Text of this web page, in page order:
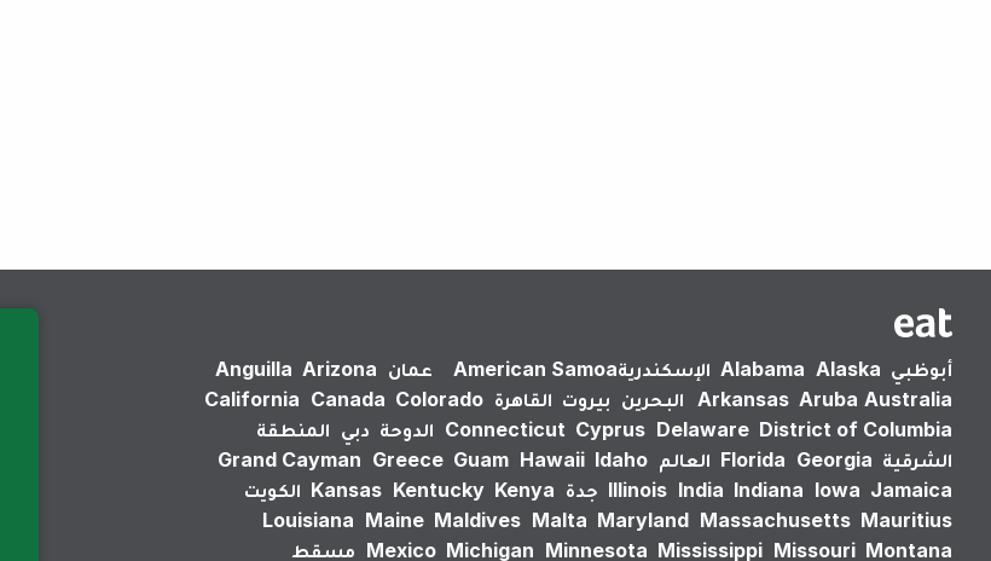
أبوظبي Alabama Alaska الإسكندرية‎American Samoa عمان Anguilla Arizona
Arkansas Aruba Australia البحرين بيروت القاهرة California Canada Colorado
Connecticut Cyprus Delaware District of Columbia الدوحة دبي المنطقة
الشرقية
Florida Georgia العالم Grand Cayman Greece Guam Hawaii Idaho
Illinois India Indiana Iowa Jamaica جدة Kansas Kentucky Kenya
الكويت
Louisiana Maine Maldives Malta Maryland Massachusetts Mauritius
Mexico Michigan Minnesota Mississippi Missouri Montana مسقط